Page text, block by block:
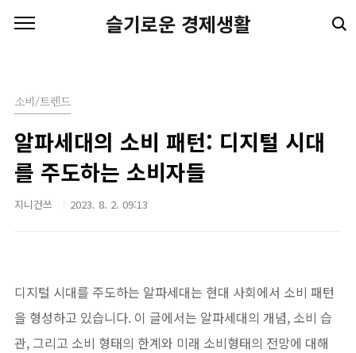
슬기로운 경제생활
소비/트렌드
알파세대의 소비 패턴: 디지털 시대
를 주도하는 소비자들
지니건쓰 2023. 8. 2. 09:13
디지털 시대를 주도하는 알파세대는 현대 사회에서 소비 패턴
을 형성하고 있습니다. 이 글에서는 알파세대의 개념, 소비 습
관, 그리고 소비 형태의 한계와 미래 소비형태의 전망에 대해